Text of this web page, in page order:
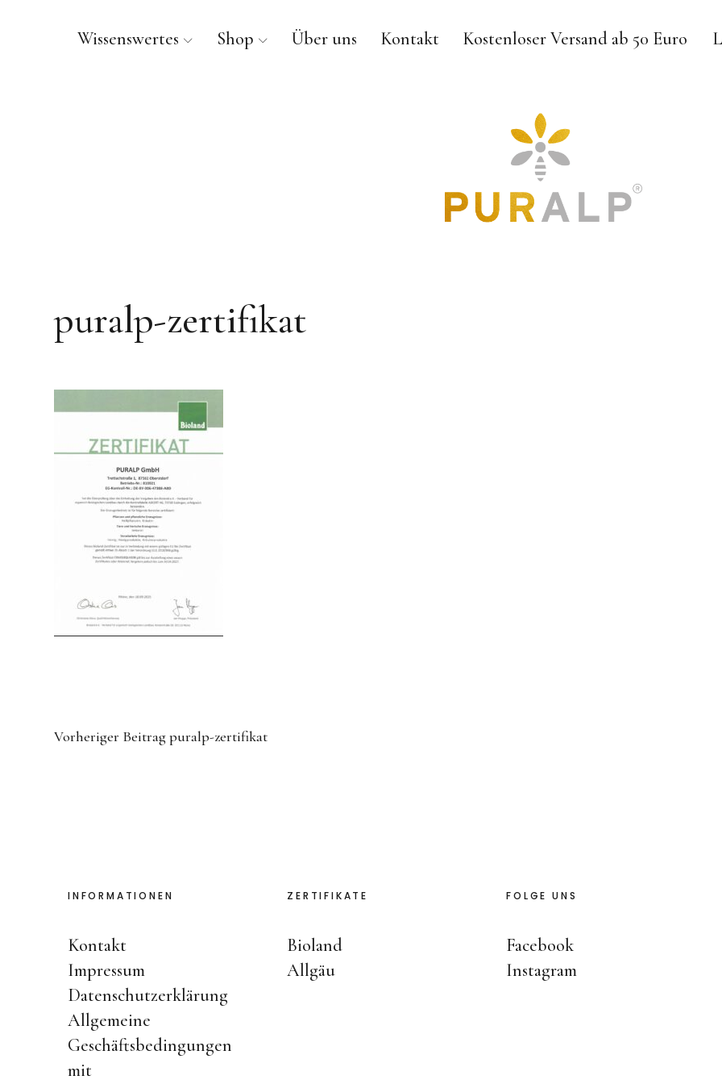
Wissenswertes Shop Über uns Kontakt Kostenloser Versand ab 50 Euro
puralp-zertifikat
Vorheriger Beitragpuralp-zertifikat
INFORMATIONEN
Kontakt
Impressum
Datenschutzerklärung
Allgemeine
Geschäftsbedingungen
mit
ZERTIFIKATE
Bioland
Allgäu
FOLGE UNS
Facebook
Instagram